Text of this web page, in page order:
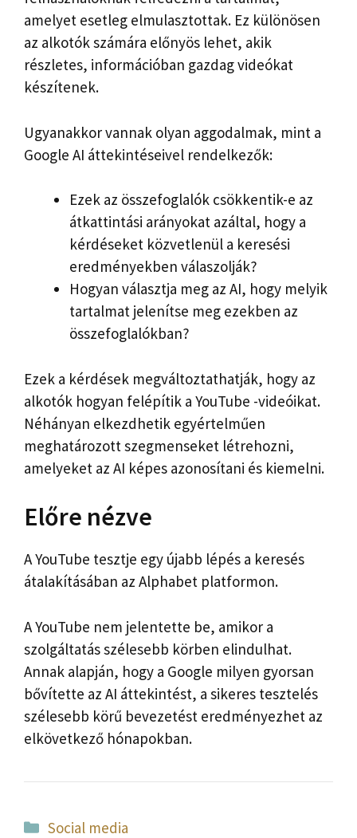
amelyet esetleg elmulasztottak. Ez különösen
az alkotók számára előnyös lehet, akik
részletes, információban gazdag videókat
készítenek.
Ugyanakkor vannak olyan aggodalmak, mint a
Google AI áttekintéseivel rendelkezők:
Ezek az összefoglalók csökkentik-e az
átkattintási arányokat azáltal, hogy a
kérdéseket közvetlenül a keresési
eredményekben válaszolják?
Hogyan választja meg az AI, hogy melyik
tartalmat jelenítse meg ezekben az
összefoglalókban?
Ezek a kérdések megváltoztathatják, hogy az
alkotók hogyan felépítik a YouTube -videóikat.
Néhányan elkezdhetik egyértelműen
meghatározott szegmenseket létrehozni,
amelyeket az AI képes azonosítani és kiemelni.
Előre nézve
A YouTube tesztje egy újabb lépés a keresés
átalakításában az Alphabet platformon.
A YouTube nem jelentette be, amikor a
szolgáltatás szélesebb körben elindulhat.
Annak alapján, hogy a Google milyen gyorsan
bővítette az AI áttekintést, a sikeres tesztelés
szélesebb körű bevezetést eredményezhet az
elkövetkező hónapokban.
Kategória
Social media